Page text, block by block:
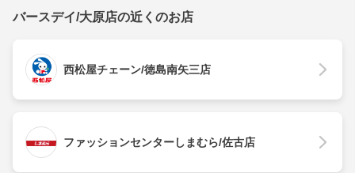
バースデイ/大原店の近くのお店
西松屋チェーン/徳島南矢三店
ファッションセンターしまむら/佐古店